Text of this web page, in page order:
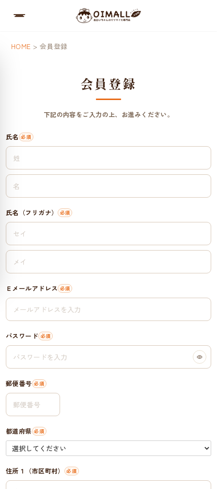
HOME 会員登録
会員登録
下記の内容をご入力の上、お進みください。
氏名
氏名（フリガナ）
Ｅメールアドレス
パスワード
郵便番号
都道府県
住所１（市区町村）